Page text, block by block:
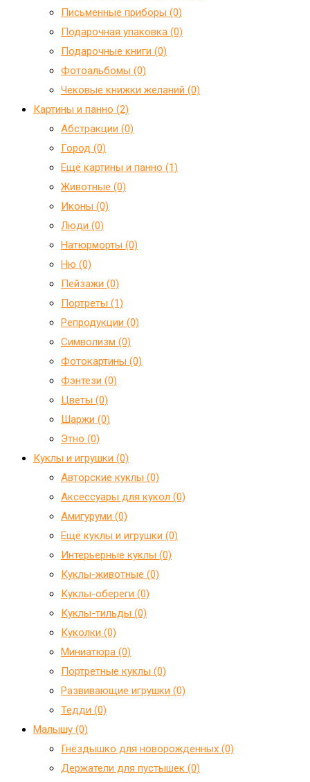
Письменные приборы (0)
Подарочная упаковка (0)
Подарочные книги (0)
Фотоальбомы (0)
Чековые книжки желаний (0)
Картины и панно (2)
Абстракции (0)
Город (0)
Ещё картины и панно (1)
Животные (0)
Иконы (0)
Люди (0)
Натюрморты (0)
Ню (0)
Пейзажи (0)
Портреты (1)
Репродукции (0)
Символизм (0)
Фотокартины (0)
Фэнтези (0)
Цветы (0)
Шаржи (0)
Этно (0)
Куклы и игрушки (0)
Авторские куклы (0)
Аксессуары для кукол (0)
Амигуруми (0)
Ещё куклы и игрушки (0)
Интерьерные куклы (0)
Куклы-животные (0)
Куклы-обереги (0)
Куклы-тильды (0)
Куколки (0)
Миниатюра (0)
Портретные куклы (0)
Развивающие игрушки (0)
Тедди (0)
Малышу (0)
Гнёздышко для новорожденных (0)
Держатели для пустышек (0)